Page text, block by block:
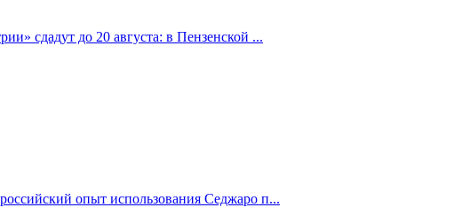
сдадут до 20 августа: в Пензенской ...
опыт использования Седжаро п...